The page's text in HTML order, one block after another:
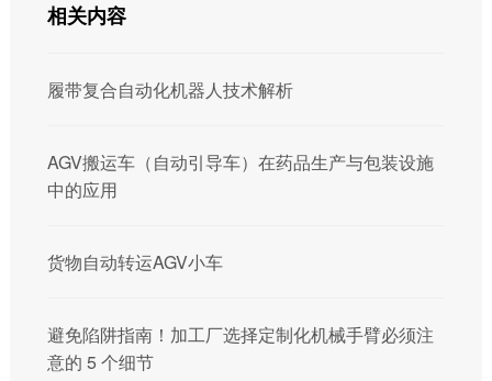
相关内容
履带复合自动化机器人技术解析
AGV搬运车（自动引导车）在药品生产与包装设施
中的应用
货物自动转运AGV小车
避免陷阱指南！加工厂选择定制化机械手臂必须注
意的 5 个细节